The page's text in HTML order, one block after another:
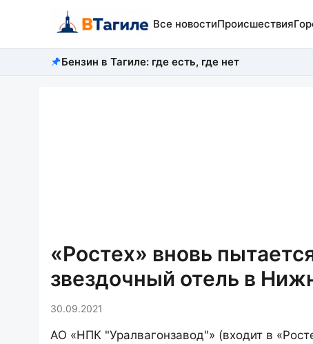
Все новостиПроисшествия
Бензин в Тагиле: где есть, где нет
«Ростех» вновь
звездочный отель в
30.09.2021
АО «НПК "Уралвагонзавод"» (входит в